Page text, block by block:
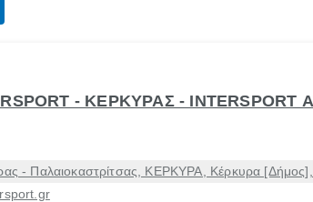
- ΚΕΡΚΥΡΑΣ - INTERSPORT
- Παλαιοκαστρίτσας, ΚΕΡΚΥΡΑ, Κέρκυρα